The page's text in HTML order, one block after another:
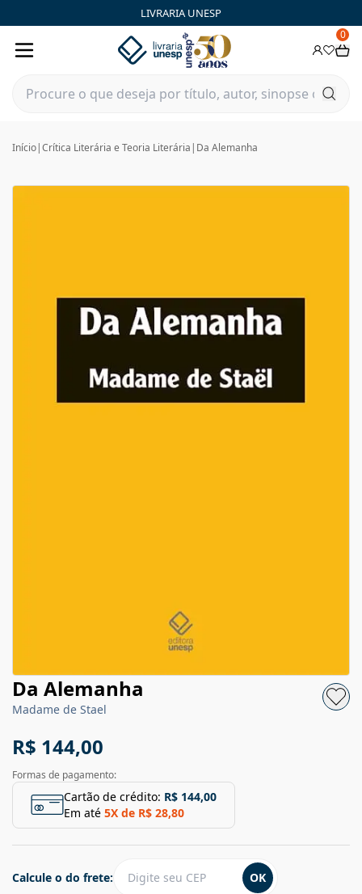
LIVRARIA UNESP
0
Início|Crítica Literária e Teoria Literária | Da Alemanha
Da Alemanha
Madame de Stael
R$ 144,00
Formas de pagamento:
Cartão de crédito: R$ 144,00
Em até 5X de R$ 28,80
Calcule o do frete: OK